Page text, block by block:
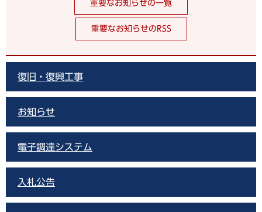
重要なお知らせの一覧
重要なお知らせのRSS
復旧・復興工事
お知らせ
電子調達システム
入札公告